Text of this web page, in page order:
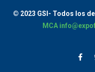
© 2023 GSI- Todos los
MCA